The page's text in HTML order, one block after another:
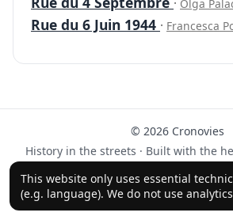
This website only uses essential
(e.g. language). We do not use
· Olga
Rue du 6 Juin 1944 · Francesca
© 2026 Cronovies
History in the streets · Built with the
Follow us on